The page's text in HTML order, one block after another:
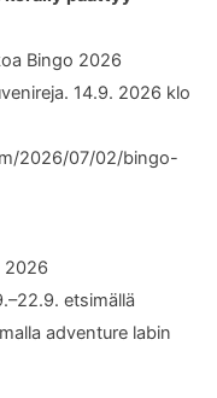
Bingo 2026
14.9. 2026 klo
2026/07/02/bingo-
2026
etsimällä
adventure labin